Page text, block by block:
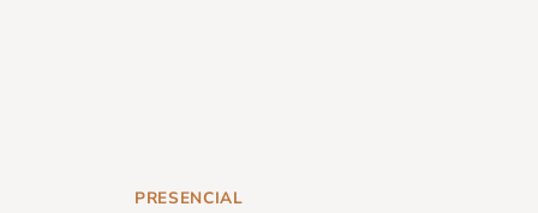
PRESENCIAL